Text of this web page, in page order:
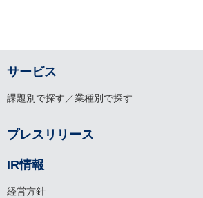
サービス
課題別で探す／業種別で探す
プレスリリース
IR情報
経営方針